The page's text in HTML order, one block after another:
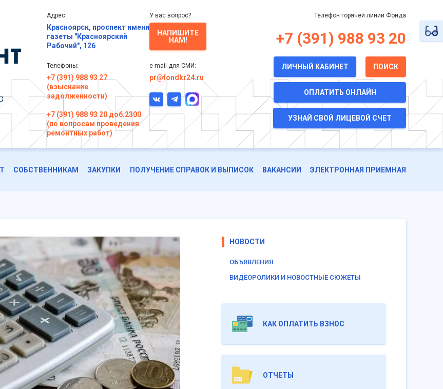
Адрес:
Красноярск, проспект имени
газеты "Красноярский
Рабочий", 126
Телефоны:
+7 (391) 988 93 27
(взыскание
задолженности)
+7 (391) 988 93 20 доб.2300
(по вопросам проведения
ремонтных работ)
У вас вопрос?
НАПИШИТЕ
НАМ!
e-mail для СМИ:
pr@fondkr24.ru
Телефон горячей линии Фонда
+7 (391) 988 93 20
ЛИЧНЫЙ КАБИНЕТ ПОИСК
ОПЛАТИТЬ ОНЛАЙН
УЗНАЙ СВОЙ ЛИЦЕВОЙ СЧЕТ
СОБСТВЕННИКАМ ЗАКУПКИ ПОЛУЧЕНИЕ СПРАВОК И ВЫПИСОК ВАКАНСИИ ЭЛЕКТРОННАЯ ПРИЕМНАЯ
НОВОСТИ
ОБЪЯВЛЕНИЯ
ВИДЕОРОЛИКИ И НОВОСТНЫЕ СЮЖЕТЫ
КАК ОПЛАТИТЬ ВЗНОС
ОТЧЕТЫ